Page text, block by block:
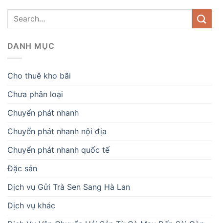
DANH MỤC
Cho thuê kho bãi
Chưa phân loại
Chuyển phát nhanh
Chuyển phát nhanh nội địa
Chuyển phát nhanh quốc tế
Đặc sản
Dịch vụ Gửi Trà Sen Sang Hà Lan
Dịch vụ khác